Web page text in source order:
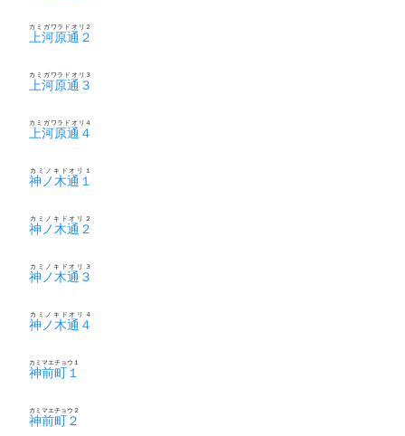
上河原通２
カミガワラドオリ２
上河原通３
カミガワラドオリ３
上河原通４
カミガワラドオリ４
神ノ木通１
カミノキドオリ１
神ノ木通２
カミノキドオリ２
神ノ木通３
カミノキドオリ３
神ノ木通４
カミノキドオリ４
神前町１
カミマエチョウ１
神前町２
カミマエチョウ２